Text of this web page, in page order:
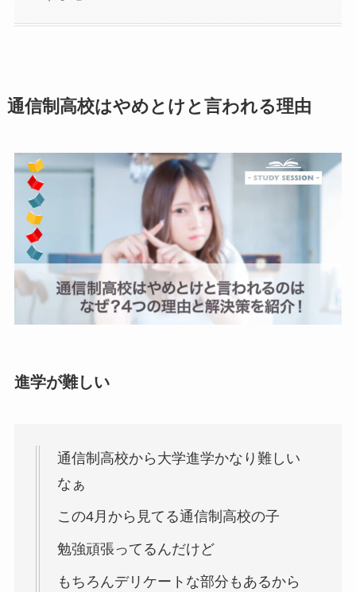
通信制高校はやめとけと言われる理由
進学が難しい
通信制高校から大学進学かなり難しい
なぁ
この4月から見てる通信制高校の子
勉強頑張ってるんだけど
もちろんデリケートな部分もあるから